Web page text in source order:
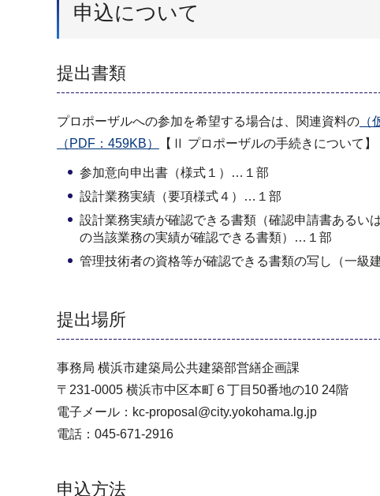
申込について
提出書類
プロポーザルへの参加を希望する場合は、関連資料の
（PDF：459KB）
【Ⅱ プロポーザルの手続きについて
参加意向申出書（様式１）…１部
設計業務実績（要項様式４）…１部
設計業務実績が確認できる書類（確認申請書あるい
の当該業務の実績が確認できる書類）…１部
管理技術者の資格等が確認できる書類の写し（一
提出場所
事務局 横浜市建築局公共建築部営繕企画課
〒231-0005 横浜市中区本町６丁目50番地の10 24階
電子メール：kc-proposal@city.yokohama.lg.jp
電話：045-671-2916
申込方法